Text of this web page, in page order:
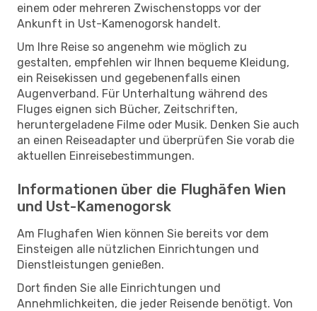
einem oder mehreren Zwischenstopps vor der
Ankunft in Ust-Kamenogorsk handelt.
Um Ihre Reise so angenehm wie möglich zu
gestalten, empfehlen wir Ihnen bequeme Kleidung,
ein Reisekissen und gegebenenfalls einen
Augenverband. Für Unterhaltung während des
Fluges eignen sich Bücher, Zeitschriften,
heruntergeladene Filme oder Musik. Denken Sie auch
an einen Reiseadapter und überprüfen Sie vorab die
aktuellen Einreisebestimmungen.
Informationen über die Flughäfen Wien
und Ust-Kamenogorsk
Am Flughafen Wien können Sie bereits vor dem
Einsteigen alle nützlichen Einrichtungen und
Dienstleistungen genießen.
Dort finden Sie alle Einrichtungen und
Annehmlichkeiten, die jeder Reisende benötigt. Von